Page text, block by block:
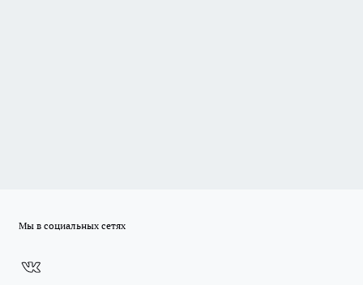
Мы в социальных сетях